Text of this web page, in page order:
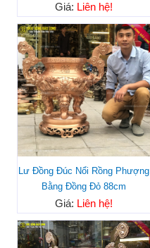
Giá: Liên hệ!
Lư Đồng Đúc Nổi Rồng Phượng
Bằng Đồng Đỏ 88cm
Giá: Liên hệ!